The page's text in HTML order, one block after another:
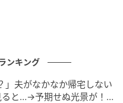
に秘めた芯の強さを繊
の地位を不動のものに
ンキング
」夫がなかなか帰宅しない
と…→予期せぬ光景が！